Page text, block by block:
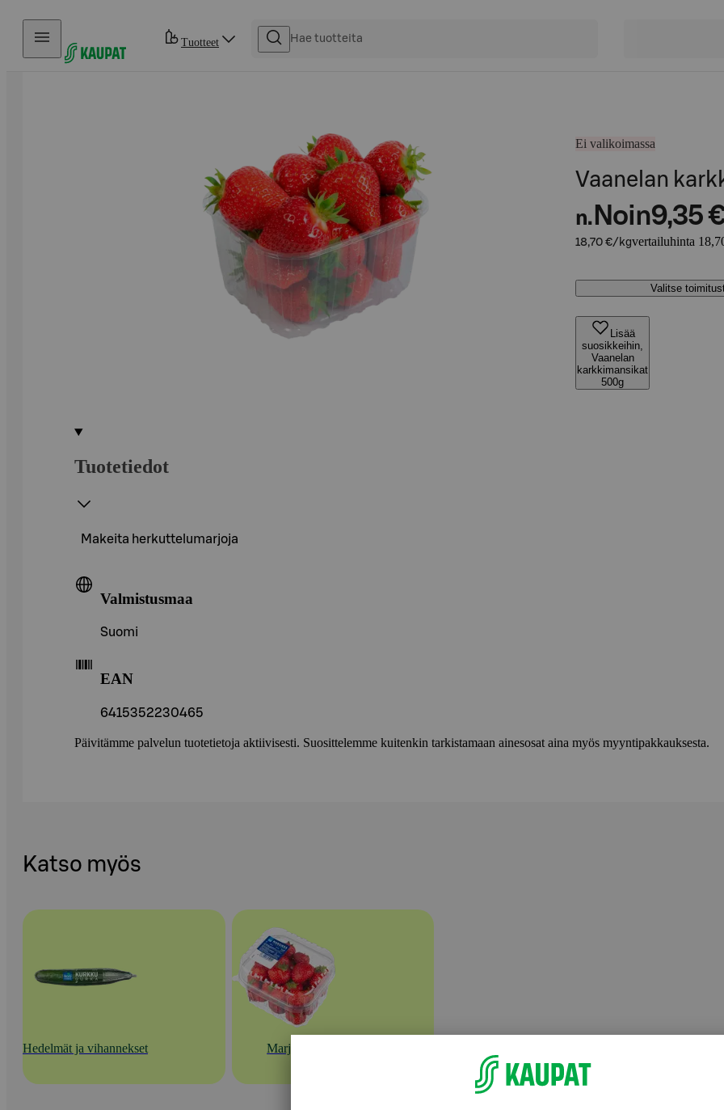
Hyppää sisältöön
Tuotteet
Ei valikoimassa
Vaanelan
n. Noin9,35
18,70 €/kgvertailuhinta
Valitse
Lisää
suosikkeihin,
Vaanelan
karkkimansikat
500g
Tuotetiedot
Makeita herkuttelumarjoja
Valmistusmaa
Suomi
EAN
6415352230465
Päivitämme palvelun tuotetietoja aktiivisesti. Suosittelemme kuitenkin tarkistamaan ainesosat aina myös myyntipakkauksesta.
Katso myös
Hedelmät ja vihannekset Marjat